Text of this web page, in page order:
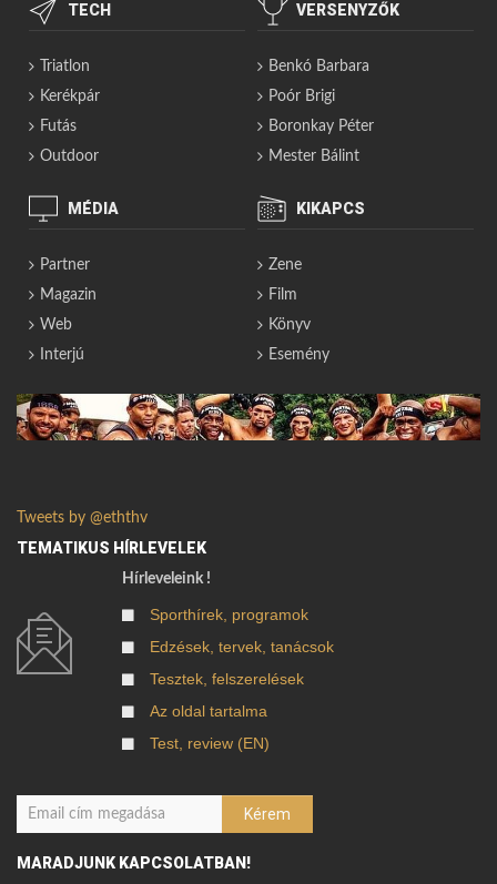
TECH
Triatlon
Kerékpár
Futás
Outdoor
VERSENYZŐK
Benkó Barbara
Poór Brigi
Boronkay Péter
Mester Bálint
MÉDIA
Partner
Magazin
Web
Interjú
KIKAPCS
Zene
Film
Könyv
Esemény
Tweets by @eththv
TEMATIKUS HÍRLEVELEK
Hírleveleink !
Sporthírek, programok
Edzések, tervek, tanácsok
Tesztek, felszerelések
Az oldal tartalma
Test, review (EN)
MARADJUNK KAPCSOLATBAN!